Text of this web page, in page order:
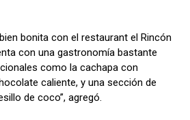
bonita con el restaurant el Rincón
con una gastronomía bastante
como la cachapa con
caliente, y una sección de
de coco”, agregó.